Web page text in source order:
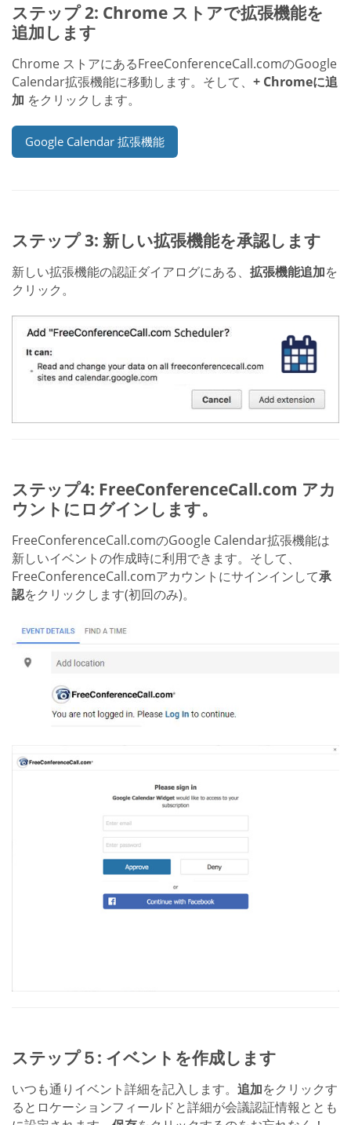
ステップ 2: Chrome ストアで拡張機能を
追加します
Chrome ストアにあるFreeConferenceCall.comのGoogle
Calendar拡張機能に移動します。そして、 + Chromeに追
加 をクリックします。
Google Calendar 拡張機能
ステップ 3: 新しい拡張機能を承認します
新しい拡張機能の認証ダイアログにある、 拡張機能追加を
クリック。
ステップ4: FreeConferenceCall.com アカ
ウントにログインします。
FreeConferenceCall.comのGoogle Calendar拡張機能は
新しいイベントの作成時に利用できます。そして、
FreeConferenceCall.comアカウントにサインインして承
認をクリックします(初回のみ)。
ステップ５: イベントを作成します
いつも通りイベント詳細を記入します。 追加をクリックす
るとロケーションフィールドと詳細が会議認証情報ととも